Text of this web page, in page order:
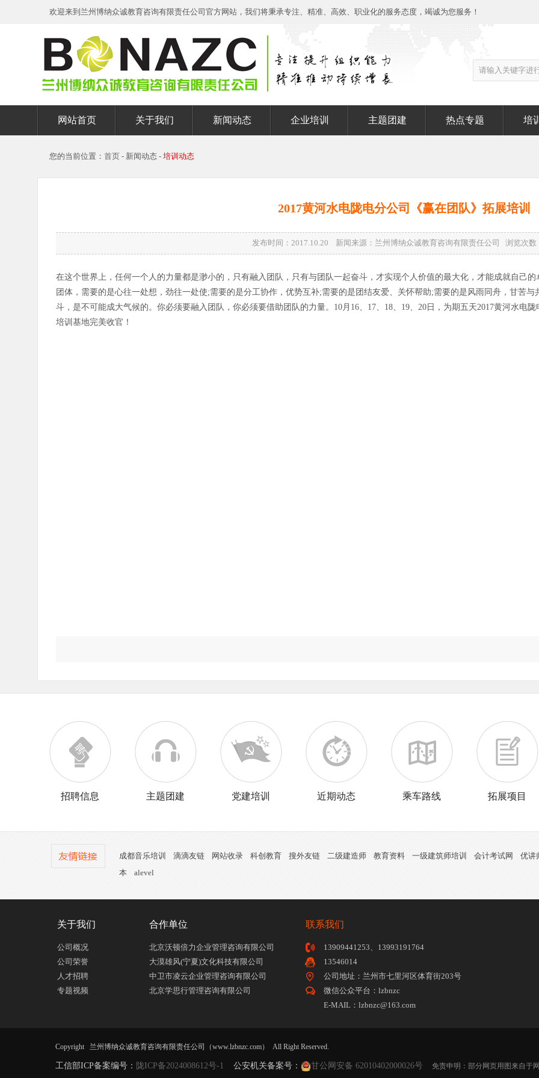
欢迎来到兰州博纳众诚教育咨询有限责任公司官方网站，我们将秉承专注、精准、高效、职业化的服务态度，竭诚为您服务！
网站首页 关于我们 新闻动态 企业培训 主题团建 热点专题 培
您的当前位置： 首页 - 新闻动态 - 培训动态
2017黄河水电陇电分公司《赢在团队》拓展培训
发布时间：2017.10.20 新闻来源：兰州博纳众诚教育咨询有限责任公司 浏览次数
在这个世界上，任何一个人的力量都是渺小的，只有融入团队，只有与团队一起奋斗，才实现个人价值的最大化，才能成就自己
团体，需要的是心往一处想，劲往一处使;需要的是分工协作，优势互补;需要的是团结友爱、关怀帮助;需要的是风雨同舟，甘苦
斗，是不可能成大气候的。你必须要融入团队，你必须要借助团队的力量。10月16、17、18、19、20日，为期五天2017黄河水电
培训基地完美收官！
招聘信息 主题团建 党建培训 近期动态 乘车路线 拓展项目
成都音乐培训 滴滴友链 网站收录 科创教育 搜外友链 二级建造师 教育资料 一级建筑师培训 会计考试网
优讲
本
alevel
关于我们 合作单位 联系我们
公司概况
公司荣誉
人才招聘
专题视频
北京沃顿倍力企业管理咨询有限公司
大漠雄风(宁夏)文化科技有限公司
中卫市凌云企业管理咨询有限公司
北京学思行管理咨询有限公司
13909441253、13993191764
13546014
公司地址：兰州市七里河区体育街203号
微信公众平台：lzbnzc
E-MAIL：lzbnzc@163.com
Copyright 兰州博纳众诚教育咨询有限责任公司（www.lzbnzc.com） All Right Reserved.
工信部ICP备案编号： 陇ICP备2024008612号-1 公安机关备案号： 甘公网安备 62010402000026号 免责申明：部分网页用图来自于